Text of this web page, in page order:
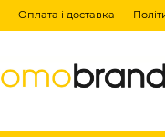
Оплата і доставка